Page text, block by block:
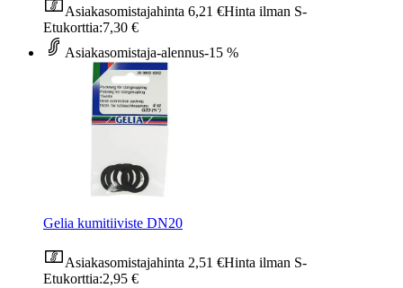
Asiakasomistajahinta 6,21 €Hinta ilman S-
Etukorttia:7,30 €
Asiakasomistaja-alennus-15 %
Gelia kumitiiviste DN20
Asiakasomistajahinta 2,51 €Hinta ilman S-
Etukorttia:2,95 €